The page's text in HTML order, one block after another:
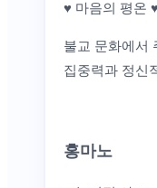
♥ 마음의 평온
불교 문화에서
집중력과 정신
홍마노